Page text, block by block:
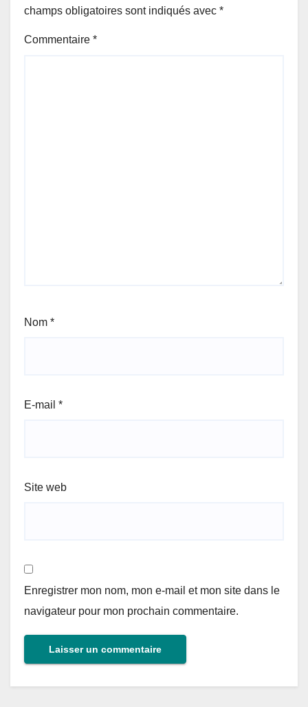
champs obligatoires sont indiqués avec *
Commentaire *
Nom *
E-mail *
Site web
Enregistrer mon nom, mon e-mail et mon site dans le
navigateur pour mon prochain commentaire.